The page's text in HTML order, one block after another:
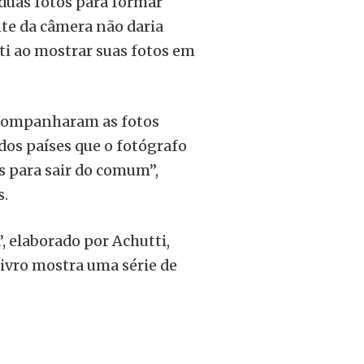
da câmera não daria
ao mostrar suas fotos em
as fotos
países que o fotógrafo
para sair do comum”,
elaborado por Achutti,
mostra uma série de